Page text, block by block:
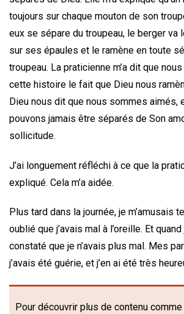
toujours sur chaque mouton de son
eux se sépare du troupeau, le berger va
sur ses épaules et le ramène en toute
troupeau. La praticienne m’a dit que
cette histoire le fait que Dieu nous
Dieu nous dit que nous sommes aimés,
pouvons jamais être séparés de Son
sollicitude.
J’ai longuement réfléchi à ce que la
expliqué. Cela m’a aidée.
Plus tard dans la journée, je m’amusais
oublié que j’avais mal à l’oreille. Et quand
constaté que je n’avais plus mal. Mes
j’avais été guérie, et j’en ai été très
Pour découvrir plus de contenu